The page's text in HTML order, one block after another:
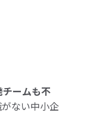
ームも不
ない中小企